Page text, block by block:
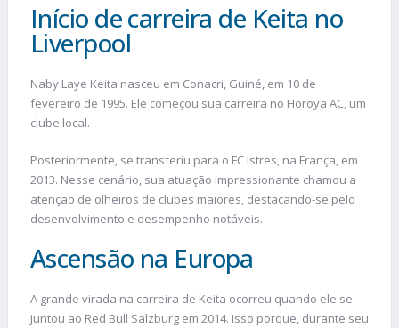
Início de carreira de Keita no
Liverpool
Naby Laye Keita nasceu em Conacri, Guiné, em 10 de
fevereiro de 1995. Ele começou sua carreira no Horoya AC, um
clube local.
Posteriormente, se transferiu para o FC Istres, na França, em
2013. Nesse cenário, sua atuação impressionante chamou a
atenção de olheiros de clubes maiores, destacando-se pelo
desenvolvimento e desempenho notáveis.
Ascensão na Europa
A grande virada na carreira de Keita ocorreu quando ele se
juntou ao Red Bull Salzburg em 2014. Isso porque, durante seu